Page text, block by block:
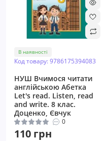
В наявності
Код товару: 9786175394083
НУШ Вчимося читати
англійською Абетка
Let's read. Listen, read
and write. 8 клас.
Доценко, Євчук
0
110 грн